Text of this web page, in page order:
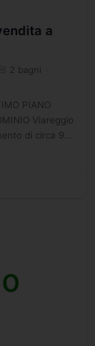
a
2 bagni
PIANO
Viareggio
di circa 95